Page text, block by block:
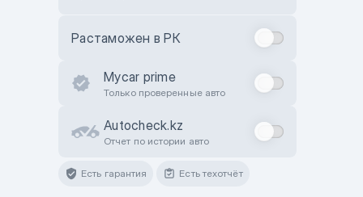
Растаможен в РК
Mycar prime
Только проверенные авто
Autocheck.kz
Отчет по истории авто
Есть гарантия Есть техотчёт